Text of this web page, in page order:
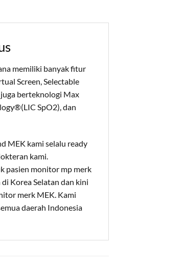
memiliki banyak fitur
Screen, Selectable
berteknologi Max
SpO2), dan
MEK kami selalu ready
kami.
pasien monitor mp merk
Korea Selatan dan kini
merk MEK. Kami
daerah Indonesia